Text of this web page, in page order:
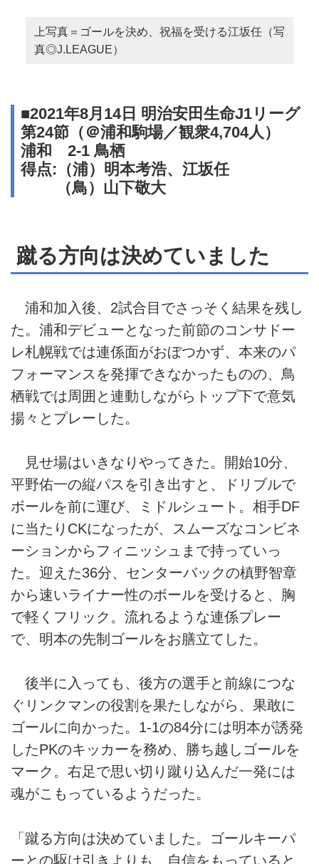
上写真＝ゴールを決め、祝福を受ける江坂任（写
真◎J.LEAGUE）
■2021年8月14日 明治安田生命J1リーグ
第24節（＠浦和駒場／観衆4,704人）
浦和 2-1 鳥栖
得点:（浦）明本考浩、江坂任
（鳥）山下敬大
蹴る方向は決めていました
浦和加入後、2試合目でさっそく結果を残し
た。浦和デビューとなった前節のコンサドー
レ札幌戦では連係面がおぼつかず、本来のパ
フォーマンスを発揮できなかったものの、鳥
栖戦では周囲と連動しながらトップ下で意気
揚々とプレーした。
見せ場はいきなりやってきた。開始10分、
平野佑一の縦パスを引き出すと、ドリブルで
ボールを前に運び、ミドルシュート。相手DF
に当たりCKになったが、スムーズなコンビネ
ーションからフィニッシュまで持っていっ
た。迎えた36分、センターバックの槙野智章
から速いライナー性のボールを受けると、胸
で軽くフリック。流れるような連係プレー
で、明本の先制ゴールをお膳立てした。
後半に入っても、後方の選手と前線につな
ぐリンクマンの役割を果たしながら、果敢に
ゴールに向かった。1-1の84分には明本が誘発
したPKのキッカーを務め、勝ち越しゴールを
マーク。右足で思い切り蹴り込んだ一発には
魂がこもっているようだった。
「蹴る方向は決めていました。ゴールキーパ
ーとの駆け引きよりも、自信をもっていると